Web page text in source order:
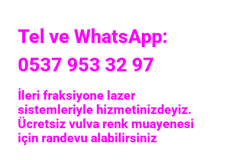
Tel ve WhatsApp:
0537 953 32 97
İleri fraksiyone lazer
sistemleriyle hizmetinizdeyiz.
Ücretsiz vulva renk muayenesi
için randevu alabilirsiniz